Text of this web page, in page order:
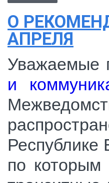
О
АПРЕЛЯ
Уважаемые
и
Республике
по которым